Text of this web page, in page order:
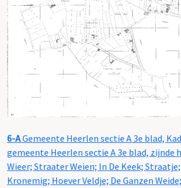
6-AGemeente Heerlen sectie A 3e blad,
gemeente Heerlen sectie A 3e blad, zijnde
Wieer; Straater Weien; In De Keek;
Kronemig; Hoever Veldje; De Ganzen